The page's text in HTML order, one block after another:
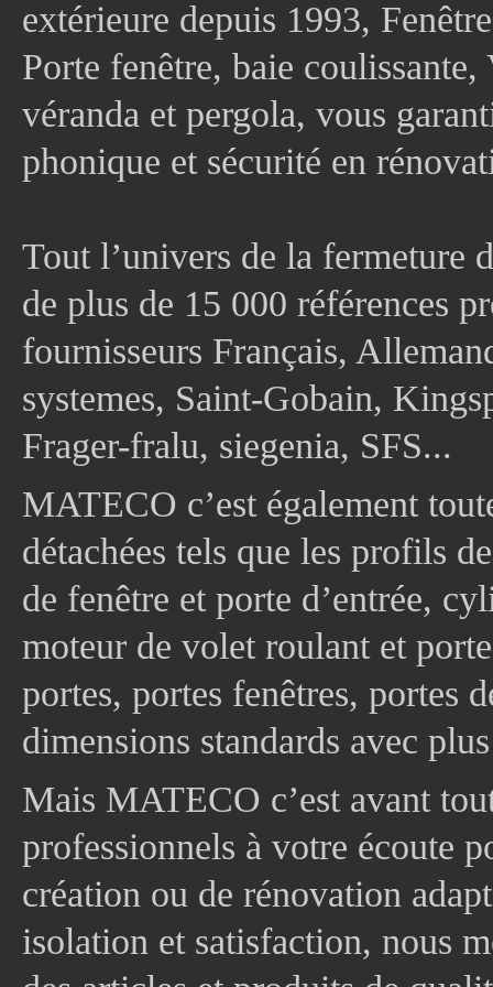
extérieure depuis 1993,
Porte fenêtre, baie
véranda et pergola, vous
phonique et sécurité en
Tout l’univers de la fermeture
de plus de 15 000 références
fournisseurs Français,
systemes, Saint-Gobain,
Frager-fralu, siegenia, SFS...
MATECO c’est également
détachées tels que les profils
de fenêtre et porte d’entrée,
moteur de volet roulant et
portes, portes fenêtres, portes
dimensions standards avec
Mais MATECO c’est avant
professionnels à votre écoute
création ou de rénovation
isolation et satisfaction, nous